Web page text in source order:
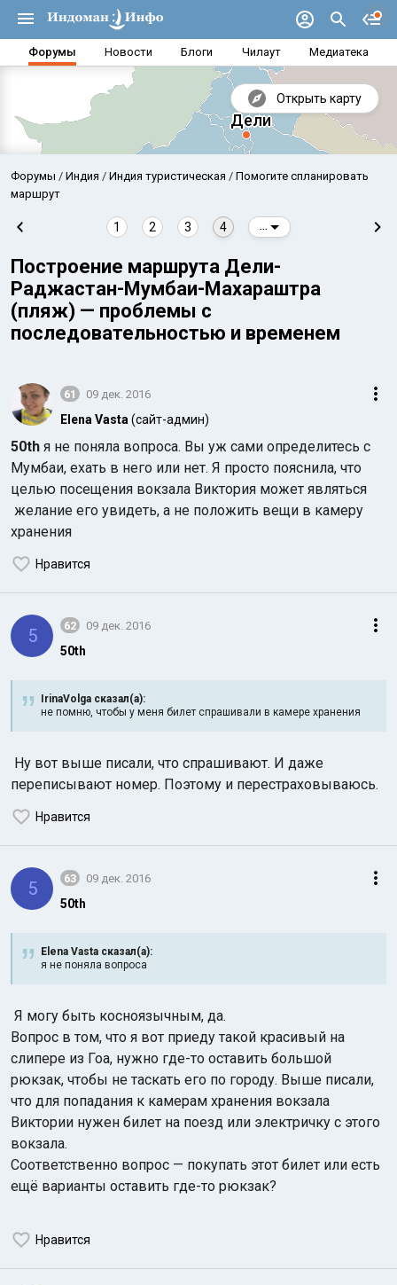
Форумы Новости Блоги Чилаут Медиатека
Открыть карту
Форумы Индия Индия туристическая
Помогите спланировать
маршрут
1 2 3 4
Построение маршрута Дели-
Раджастан-Мумбаи-Махараштра
(пляж) — проблемы с
последовательностью и временем
61 09 дек. 2016
Elena Vasta (сайт-админ)
50th я не поняла вопроса. Вы уж сами определитесь с
Мумбаи, ехать в него или нет. Я просто пояснила, что
целью посещения вокзала Виктория может являться
желание его увидеть, а не положить вещи в камеру
хранения
Нравится
5 62 09 дек. 2016
50th
IrinaVolga сказал(а):
не помню, чтобы у меня билет спрашивали в камере хранения
Ну вот выше писали, что спрашивают. И даже
переписывают номер. Поэтому и перестраховываюсь.
Нравится
5 63 09 дек. 2016
50th
Elena Vasta сказал(а):
я не поняла вопроса
Я могу быть косноязычным, да.
Вопрос в том, что я вот приеду такой красивый на
слипере из Гоа, нужно где-то оставить большой
рюкзак, чтобы не таскать его по городу. Выше писали,
что для попадания к камерам хранения вокзала
Виктории нужен билет на поезд или электричку с этого
вокзала.
Соответственно вопрос — покупать этот билет или есть
ещё варианты оставить где-то рюкзак?
Нравится